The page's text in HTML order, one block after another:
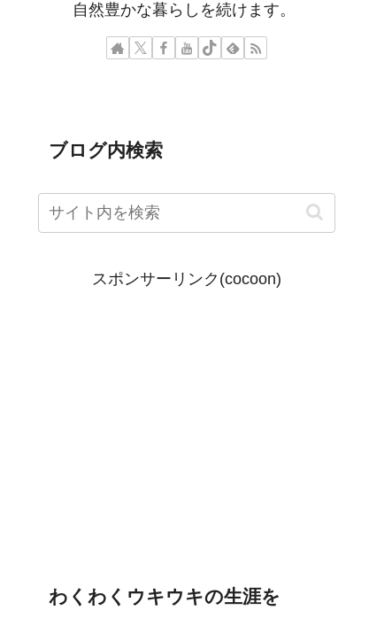
自然豊かな暮らしを続けます。
ブログ内検索
スポンサーリンク(cocoon)
わくわくウキウキの生涯を